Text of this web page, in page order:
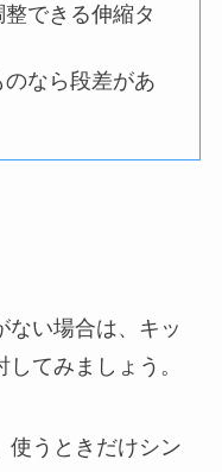
できる伸縮タ
なら段差があ
ない場合は、キッ
てみましょう。
使うときだけシン